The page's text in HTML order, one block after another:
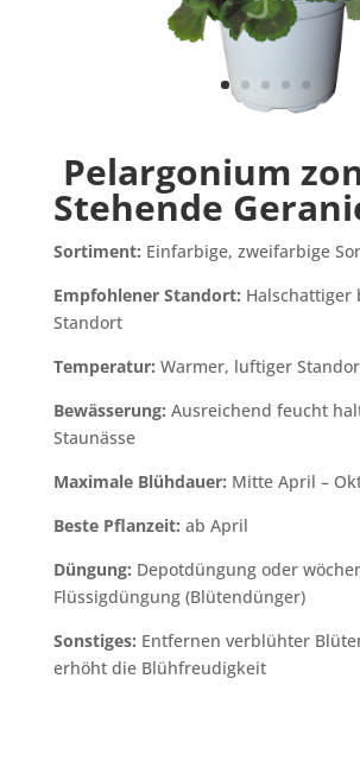
Pelargonium
Stehende
Sortiment: Einfarbige, zweifarbige
Empfohlener Standort: Halschattiger
Standort
Temperatur: Warmer, luftiger
Bewässerung: Ausreichend feucht
Staunässe
Maximale Blühdauer: Mitte April –
Beste Pflanzeit: ab April
Düngung: Depotdüngung oder
Flüssigdüngung (Blütendünger)
Sonstiges: Entfernen verblühter
erhöht die Blühfreudigkeit